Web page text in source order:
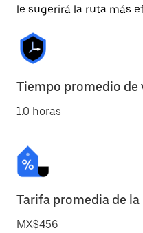
le sugerirá la ruta más
Tiempo promedio de
1.0 horas
Tarifa promedia de
MX$456